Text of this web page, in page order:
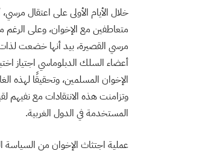
خلال الأيام الأولى على اعتقال
متعاطفين مع الإخوان، وعلى الرغم
مرسي القصيرة، بيد أنها خضعت
أعضاء السلك الدبلوماسي اجتياز
الإخوان المسلمين، وتحقيقًا لهذه
وتزامنت هذه الانتقادات مع نفيهم
المستخدمة في الدول الغربية.
عملية اجتثاث الإخوان من السياسة